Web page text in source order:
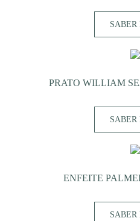
SABER
PRATO WILLIAM
SABER
ENFEITE
SABER